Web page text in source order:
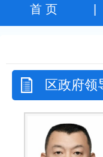
首 页
区政府领